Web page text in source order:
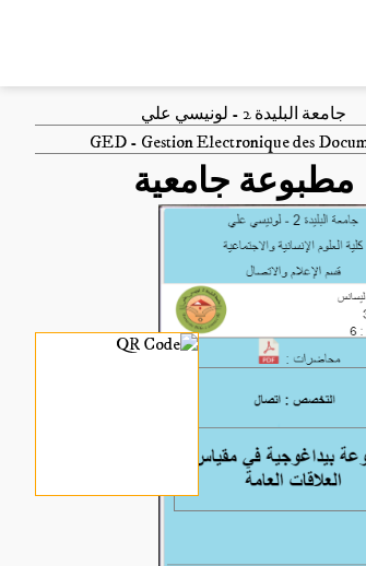
جامعة البليدة 2 - لونيسي علي
GED - Gestion Electronique des
مطبوعة جامعية